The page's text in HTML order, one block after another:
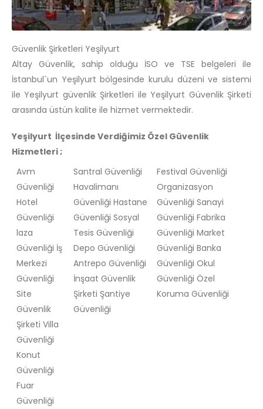
Güvenlik Şirketleri Yeşilyurt
Altay Güvenlik, sahip olduğu İSO ve TSE belgeleri ile
İstanbul`un Yeşilyurt bölgesinde kurulu düzeni ve sistemi
ile Yeşilyurt güvenlik Şirketleri ile Yeşilyurt Güvenlik Şirketi
arasında üstün kalite ile hizmet vermektedir.
Yeşilyurt İlçesinde Verdiğimiz Özel Güvenlik
Hizmetleri ;
Avm
Güvenliği
Hotel
Güvenliği
laza
Güvenliği İş
Merkezi
Güvenliği
Site
Güvenlik
Şirketi Villa
Güvenliği
Konut
Güvenliği
Fuar
Güvenliği
Santral Güvenliği
Havalimanı
Güvenliği Hastane
Güvenliği Sosyal
Tesis Güvenliği
Depo Güvenliği
Antrepo Güvenliği
İnşaat Güvenlik
Şirketi Şantiye
Güvenliği
Festival Güvenliği
Organizasyon
Güvenliği Sanayi
Güvenliği Fabrika
Güvenliği Market
Güvenliği Banka
Güvenliği Okul
Güvenliği Özel
Koruma Güvenliği